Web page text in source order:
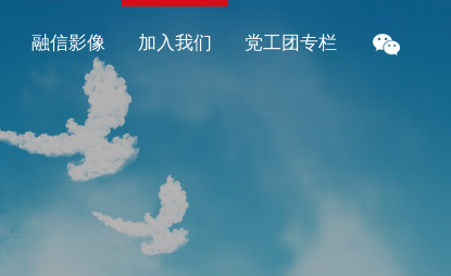
融信影像 加入我们 党工团专栏